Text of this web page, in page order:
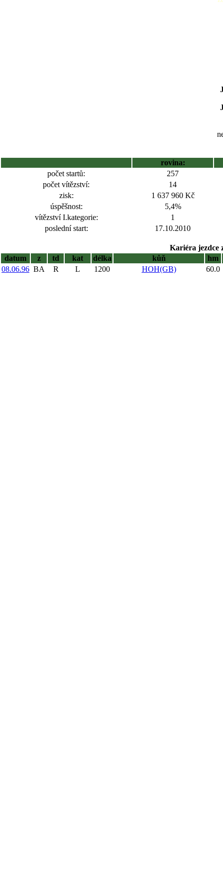
rovina:
počet startů:
257
počet vítězství:
14
zisk:
1 637 960 Kč
úspěšnost:
5,4%
vítězství I.kategorie:
1
poslední start:
17.10.2010
Kariéra jezdce
datum
z td kat délka kůň
hm
08.06.96 BA R L 1200 HOH(GB) 60.0